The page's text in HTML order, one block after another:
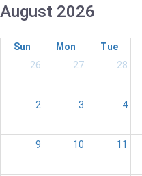
August 2026
Sun Mon Tue
26
27 28
2 3 4
9 10 11